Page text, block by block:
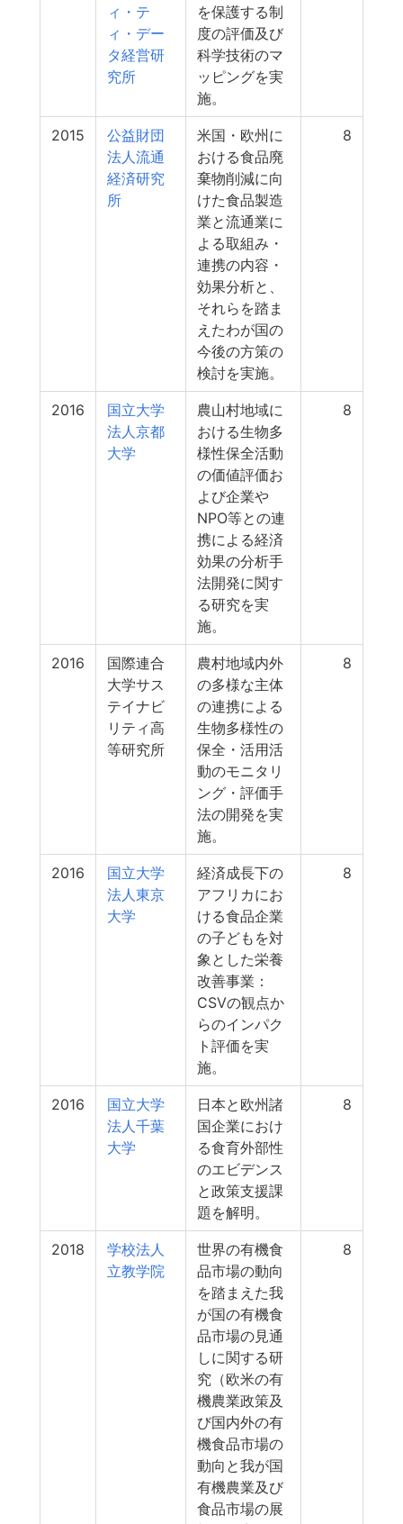
ィ・テ
ィ・デー
タ経営研
究所
を保護する制
度の評価及び
科学技術のマ
ッピングを実
施。
2015
公益財団
法人流通
経済研究
所
米国・欧州に
おける食品廃
棄物削減に向
けた食品製造
業と流通業に
よる取組み・
連携の内容・
効果分析と、
それらを踏ま
えたわが国の
今後の方策の
検討を実施。
8
2016
国立大学
法人京都
大学
農山村地域に
おける生物多
様性保全活動
の価値評価お
よび企業や
NPO等との連
携による経済
効果の分析手
法開発に関す
る研究を実
施。
8
2016
国際連合
大学サス
テイナビ
リティ高
等研究所
農村地域内外
の多様な主体
の連携による
生物多様性の
保全・活用活
動のモニタリ
ング・評価手
法の開発を実
施。
8
2016
国立大学
法人東京
大学
経済成長下の
アフリカにお
ける食品企業
の子どもを対
象とした栄養
改善事業：
CSVの観点か
らのインパク
ト評価を実
施。
8
2016
国立大学
法人千葉
大学
日本と欧州諸
国企業におけ
る食育外部性
のエビデンス
と政策支援課
題を解明。
8
2018
学校法人
立教学院
世界の有機食
品市場の動向
を踏まえた我
が国の有機食
品市場の見通
しに関する研
究（欧米の有
機農業政策及
び国内外の有
機食品市場の
動向と我が国
有機農業及び
食品市場の展
8